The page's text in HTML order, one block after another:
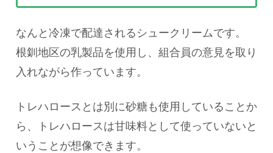
なんと冷凍で配達されるシュークリームです。
根釧地区の乳製品を使用し、組合員の意見を取り
入れながら作っています。
トレハロースとは別に砂糖も使用していることか
ら、トレハロースは甘味料として使っていないと
いうことが想像できます。